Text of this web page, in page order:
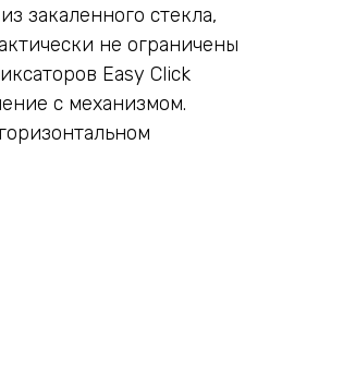
закаленного стекла,
не ограничены
Easy Click
с механизмом.